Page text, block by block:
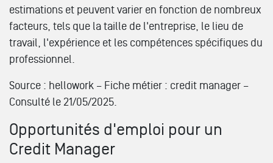
estimations et peuvent varier en fonction de nombreux
facteurs, tels que la taille de l'entreprise, le lieu de
travail, l'expérience et les compétences spécifiques du
professionnel.
Source : hellowork – Fiche métier : credit manager –
Consulté le 21/05/2025.
Opportunités d'emploi pour un
Credit Manager